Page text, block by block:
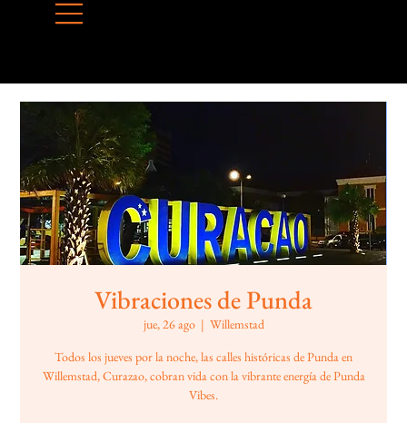
Vibraciones de Punda
jue, 26 ago
  |
Willemstad
Todos los jueves por la noche, las calles históricas de Punda en
Willemstad, Curazao, cobran vida con la vibrante energía de Punda
Vibes.